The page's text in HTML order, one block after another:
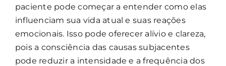
paciente pode começar a entender como elas
influenciam sua vida atual e suas reações
emocionais. Isso pode oferecer alívio e clareza,
pois a consciência das causas subjacentes
pode reduzir a intensidade e a frequência dos